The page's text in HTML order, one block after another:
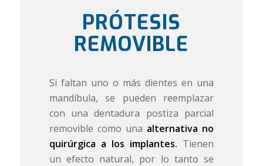
PRÓTESIS
REMOVIBLE
Si faltan uno o más dientes en una
mandíbula, se pueden reemplazar
con una dentadura postiza parcial
removible como una alternativa no
quirúrgica a los implantes. Tienen
un efecto natural, por lo tanto se